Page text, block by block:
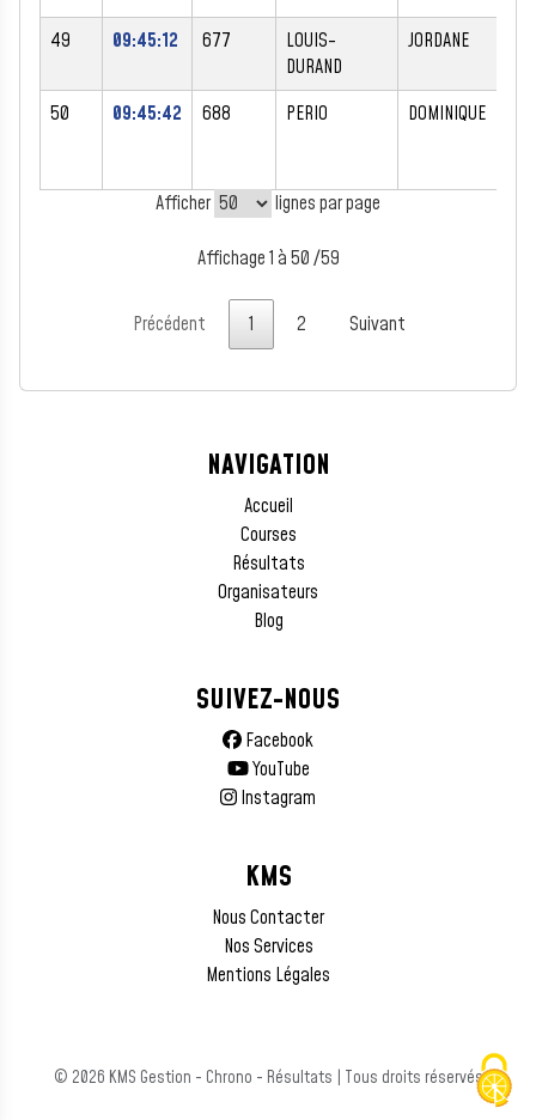
49 09:45:12 677
LOUIS-
DURAND
JORDANE
50 09:45:42 688 PERIO DOMINIQUE
Afficher lignes par page
Affichage 1 à 50 /59
Précédent 1 2 Suivant
NAVIGATION
Accueil
Courses
Résultats
Organisateurs
Blog
SUIVEZ-NOUS
Facebook
YouTube
Instagram
KMS
Nous Contacter
Nos Services
Mentions Légales
© 2026 KMS Gestion - Chrono - Résultats | Tous droits réservés